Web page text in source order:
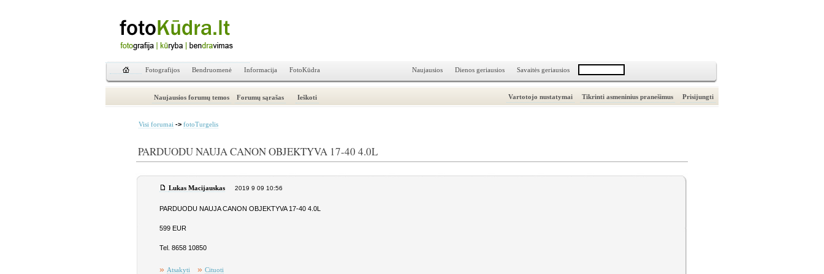
Fotografijos Bendruomenė Informacija FotoKūdra Naujausios Dienos geriausios Savaitės geriausios
Naujausios forumų temos Forumų sąrašas Ieškoti Vartotojo nustatymai Tikrinti asmeninius pranešimus Prisijungti
Visi forumai -> fotoTurgelis
PARDUODU NAUJA CANON OBJEKTYVA 17-40 4.0L
Lukas Macijauskas 2019 9 09 10:56
PARDUODU NAUJA CANON OBJEKTYVA 17-40 4.0L
599 EUR
Tel. 8658 10850
» Atsakyti » Cituoti